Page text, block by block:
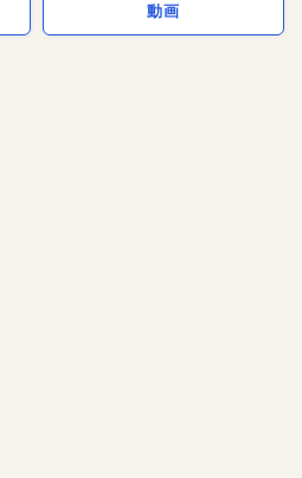
動画